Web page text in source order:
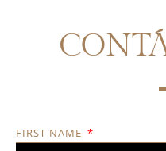
FIRST NAME